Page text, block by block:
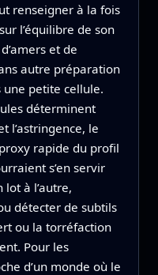
renseigner à la fois
l’équilibre de son
et de
autre préparation
une petite cellule.
déterminent
l’astringence, le
rapide du profil
s’en servir
lot à l’autre,
détecter de subtils
ou la torréfaction
Pour les
d’un monde où le